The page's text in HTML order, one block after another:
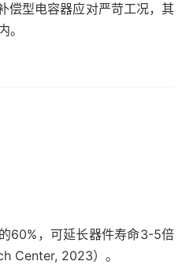
偿型电容器应对严苛工况，其
。
60%，可延长器件寿命3-5倍
Center, 2023）。